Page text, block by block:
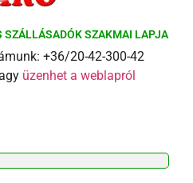
SZÁLLÁSADÓK SZAKMAI LAPJA
+36/20-42-300-42
üzenhet a weblapról